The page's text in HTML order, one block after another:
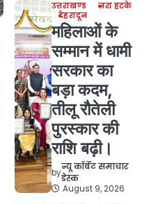
उत्तराखण्ड
ज़रा हटके
देहरादून
महिलाओं के
सम्मान में धामी
सरकार का
बड़ा कदम,
तीलू रौतेली
पुरस्कार की
राशि बढ़ी।
by
न्यू कॉर्बेट समाचार
डेस्क
August 9, 2026